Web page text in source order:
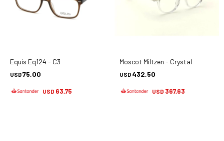
Equis Eq124 - C3
USD75,00
USD 63,75
Moscot Miltzen - Crystal
USD 432,50
USD 367,63